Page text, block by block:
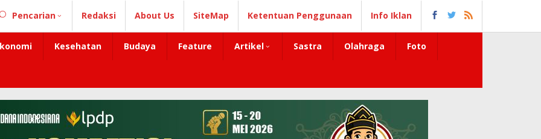
Pencarian Redaksi About Us SiteMap Ketentuan Penggunaan Info Iklan
Kesehatan Budaya Feature Artikel Sastra Olahraga Foto